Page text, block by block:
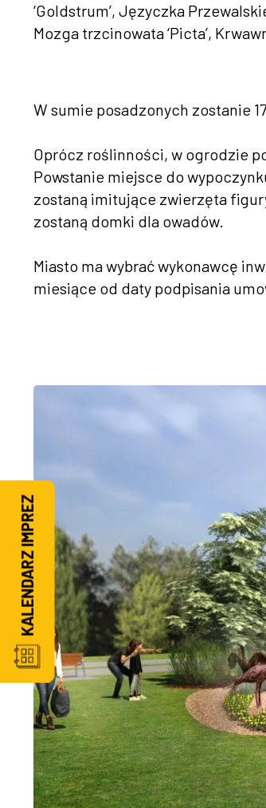
‘Goldstrum’, Języczka
Mozga trzcinowata ‘Picta’,
W sumie posadzonych zostanie
Oprócz roślinności, w ogrodzie
Powstanie miejsce do
zostaną imitujące zwierzęta
zostaną domki dla owadów.
Miasto ma wybrać wykonawcę
miesiące od daty podpisania
KALENDARZ IMPREZ